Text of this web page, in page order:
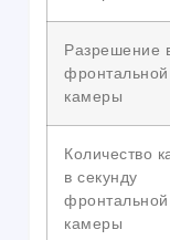
Разрешение
фронтальной
камеры
Количество
в секунду
фронтальной
камеры